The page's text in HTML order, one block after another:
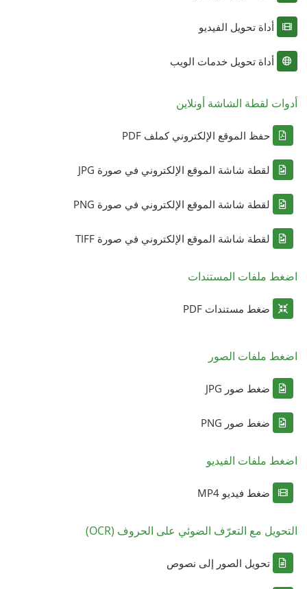
أداة تحويل الفيديو
أداة تحويل خدمات الويب
أدوات لقطة الشاشة أونلاين
حفظ الموقع الإلكتروني كملف PDF
لقطة شاشة الموقع الإلكتروني في صورة JPG
لقطة شاشة الموقع الإلكتروني في صورة PNG
لقطة شاشة الموقع الإلكتروني في صورة TIFF
اضغط ملفات المستندات
ضغط مستندات PDF
اضغط ملفات الصور
ضغط صور JPG
ضغط صور PNG
اضغط ملفات الفيديو
ضغط فيديو MP4
التحويل مع التعرّف الضوئي على الحروف (OCR)
تحويل الصور إلى نصوص